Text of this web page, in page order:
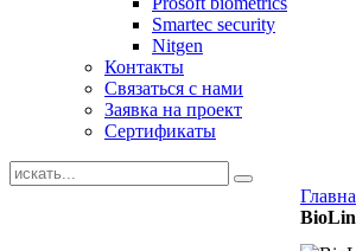
Smartec security
Nitgen
Контакты
Связаться с нами
Заявка на проект
Сертификаты